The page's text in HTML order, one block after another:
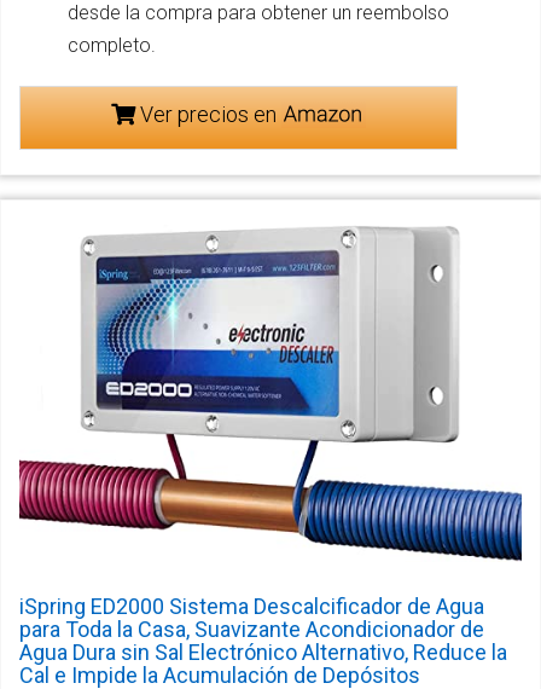
desde la compra para obtener un reembolso
completo.
Ver precios en
iSpring ED2000 Sistema Descalcificador de Agua
para Toda la Casa, Suavizante Acondicionador de
Agua Dura sin Sal Electrónico Alternativo, Reduce la
Cal e Impide la Acumulación de Depósitos